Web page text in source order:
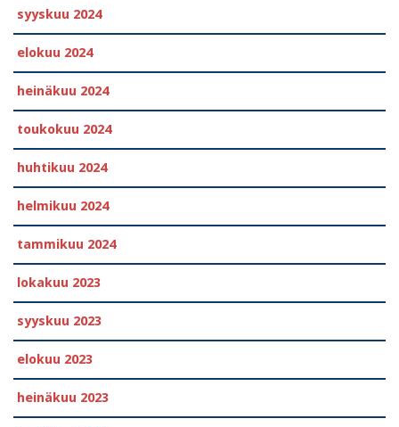
syyskuu 2024
elokuu 2024
heinäkuu 2024
toukokuu 2024
huhtikuu 2024
helmikuu 2024
tammikuu 2024
lokakuu 2023
syyskuu 2023
elokuu 2023
heinäkuu 2023